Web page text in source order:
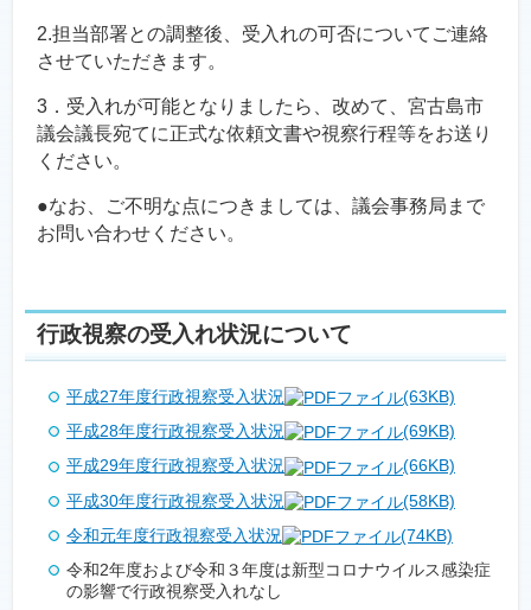
2.担当部署との調整後、受入れの可否についてご連絡
させていただきます。
3．受入れが可能となりましたら、改めて、宮古島市
議会議長宛てに正式な依頼文書や視察行程等をお送り
ください。
●なお、ご不明な点につきましては、議会事務局まで
お問い合わせください。
行政視察の受入れ状況について
平成27年度行政視察受入状況
(63KB)
平成28年度行政視察受入状況
(69KB)
平成29年度行政視察受入状況
(66KB)
平成30年度行政視察受入状況
(58KB)
令和元年度行政視察受入状況
(74KB)
令和2年度および令和３年度は新型コロナウイルス感染症
の影響で行政視察受入れなし